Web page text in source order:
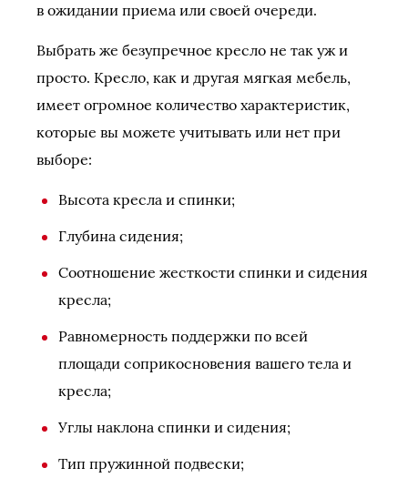
в ожидании приема или своей очереди.
Выбрать же безупречное кресло не так уж и
просто. Кресло, как и другая мягкая мебель,
имеет огромное количество характеристик,
которые вы можете учитывать или нет при
выборе:
Высота кресла и спинки;
Глубина сидения;
Соотношение жесткости спинки и сидения
кресла;
Равномерность поддержки по всей
площади соприкосновения вашего тела и
кресла;
Углы наклона спинки и сидения;
Тип пружинной подвески;